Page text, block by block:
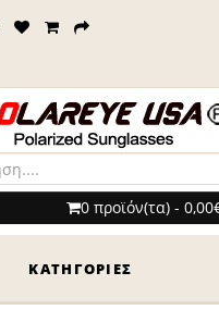
0 προϊόν(τα) -
ΚΑΤΗΓΟΡΊΕΣ